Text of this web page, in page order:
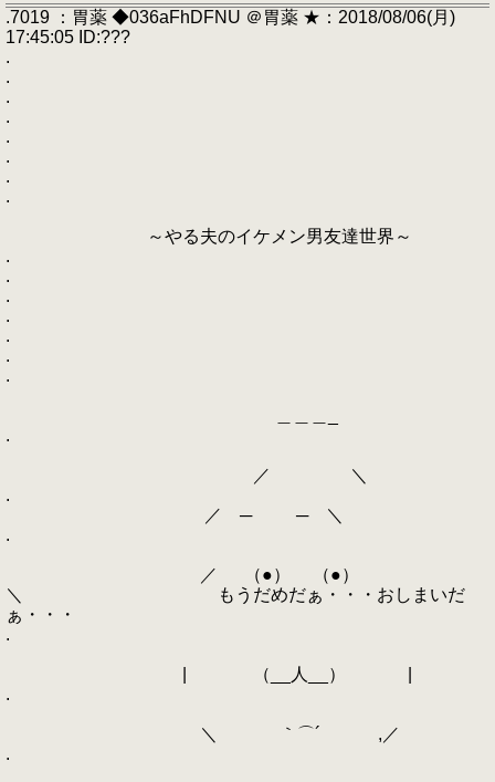
.7019 ：胃薬 ◆036aFhDFNU ＠胃薬 ★：2018/08/06(月)
17:45:05 ID:???
.
.
.
.
.
.
.
.
～やる夫のイケメン男友達世界～
.
.
.
.
.
.
.
.
／ ＼
.
／ ─ ─ ＼
.
／ （●） （●）
＼ もうだめだぁ・・・おしまいだ
ぁ・・・
.
| （__人__） |
.
＼ ｀⌒´ ,／
.